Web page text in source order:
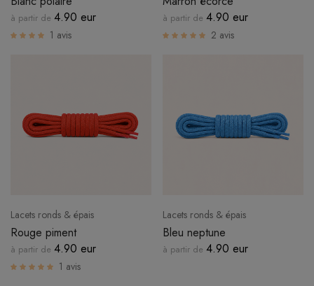
à partir de 4.90 eur
1 avis
à partir de 4.90 eur
2 avis
Lacets ronds & épais
Rouge piment
à partir de 4.90 eur
1 avis
Lacets ronds & épais
Bleu neptune
à partir de 4.90 eur